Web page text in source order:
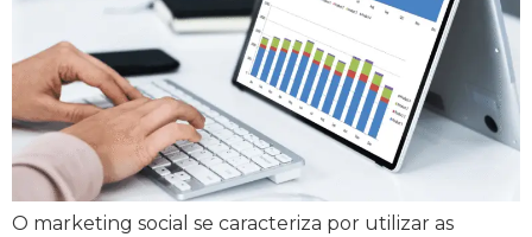
O marketing social se caracteriza por utilizar as